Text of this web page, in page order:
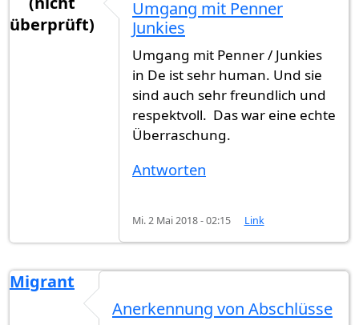
überprüft)
Umgang mit Penner
Junkies
Umgang mit Penner / Junkies
in De ist sehr human. Und sie
sind auch sehr freundlich und
respektvoll. Das war eine echte
Überraschung.
Antworten
Mi. 2 Mai 2018 - 02:15 Link
Migrant
Anerkennung von Abschlüsse